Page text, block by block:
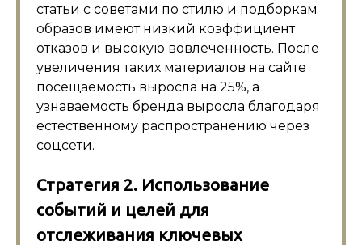
статьи с советами по стилю и подборкам
образов имеют низкий коэффициент
отказов и высокую вовлеченность. После
увеличения таких материалов на сайте
посещаемость выросла на 25%, а
узнаваемость бренда выросла благодаря
естественному распространению через
соцсети.
Стратегия 2. Использование
событий и целей для
отслеживания ключевых